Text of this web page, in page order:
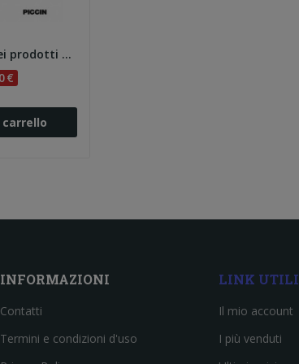
Cabras. Analisi dei prodotti alimentari
€
INFORMAZIONI
Contatti
Termini e condizioni d'uso
LINK UTILI
Il mio account
I più venduti